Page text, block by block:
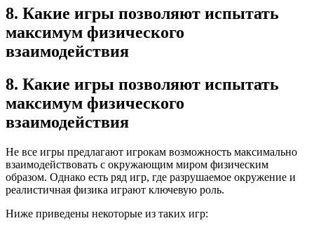
8. Какие игры позволяют испытать
максимум физического
взаимодействия
8. Какие игры позволяют испытать
максимум физического
взаимодействия
Не все игры предлагают игрокам возможность максимально
взаимодействовать с окружающим миром физическим
образом. Однако есть ряд игр, где разрушаемое окружение и
реалистичная физика играют ключевую роль.
Ниже приведены некоторые из таких игр: